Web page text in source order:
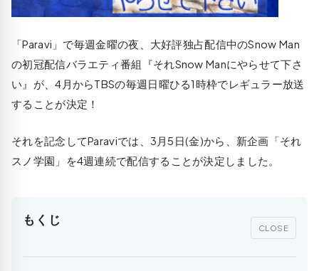
「Paravi」で毎週金曜の夜、大好評独占配信中のSnow Man
の初冠配信バラエティ番組『それSnow Manにやらせて下さ
い』が、4月からTBSの毎週日曜ひる1時枠でレギュラー放送
することが決定！
それを記念してParaviでは、3月5日(金)から、新企画「それ
スノ学園」を4週連続で配信することが決定しました。
もくじ
CLOSE